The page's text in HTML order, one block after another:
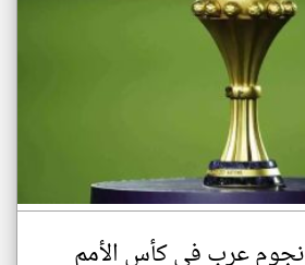
أفضل 7 نجوم عرب في كأس الأمم